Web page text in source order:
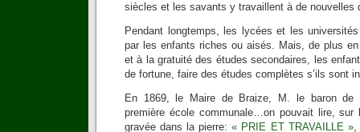
siècles et les savants y travaillent à de nouvelles
Pendant longtemps, les lycées et les
par les enfants riches ou aisés. Mais, de plus
et à la gratuité des études secondaires, les
de fortune, faire des études complètes s’ils sont
En 1869, le Maire de Braize, M. le baron de
première école communale…on pouvait lire, sur
gravée dans la pierre:« PRIE ET TRAVAILLE »,